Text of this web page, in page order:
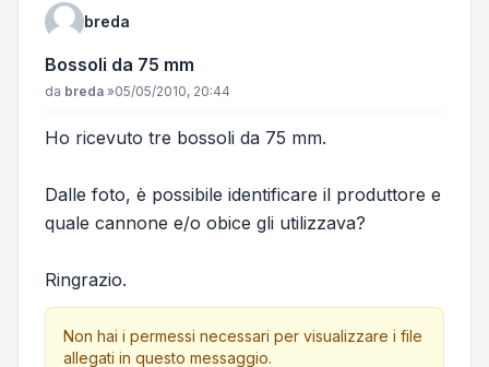
breda
Bossoli da 75 mm
Messaggio
da breda »05/05/2010, 20:44
Ho ricevuto tre bossoli da 75 mm.
Dalle foto, è possibile identificare il produttore e
quale cannone e/o obice gli utilizzava?
Ringrazio.
Non hai i permessi necessari per visualizzare i file
allegati in questo messaggio.